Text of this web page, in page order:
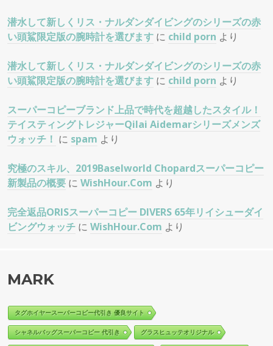
潜水して新しくリス・ナルダンダイビングのシリーズの赤
い頭鯊限定版の腕時計を選びます に child porn より
潜水して新しくリス・ナルダンダイビングのシリーズの赤
い頭鯊限定版の腕時計を選びます に child porn より
スーパーコピーブランド上品で時代を超越したスタイル！
テイスティングトレジャーQilai Aidemarシリーズメンズ
ウォッチ！ に spam より
究極のスキル、2019Baselworld Chopardスーパーコピー
新製品の概要 に WishHour.Com より
完全返品ORISスーパーコピー DIVERS 65年リイシューダイ
ビングウォッチ に WishHour.Com より
MARK
タグホイヤースーパーコピー代引き 優良サイト
シャネルバッグスーパーコピー 代引き グラスヒュッテオリジナル